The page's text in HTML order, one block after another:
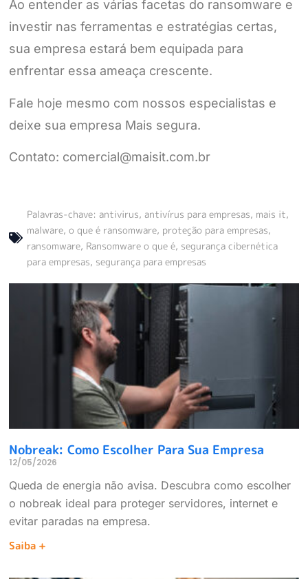
Ao entender as várias facetas do ransomware e
investir nas ferramentas e estratégias certas,
sua empresa estará bem equipada para
enfrentar essa ameaça crescente.
Fale hoje mesmo com nossos especialistas e
deixe sua empresa Mais segura.
Contato: comercial@maisit.com.br
Palavras-chave: antivirus, antivírus para empresas, mais it,
malware, o que é ransomware, proteção para empresas,
ransomware, Ransomware o que é, segurança cibernética
para empresas, segurança para empresas
Nobreak: Como Escolher Para Sua Empresa
12/05/2026
Queda de energia não avisa. Descubra como escolher
o nobreak ideal para proteger servidores, internet e
evitar paradas na empresa.
Saiba +